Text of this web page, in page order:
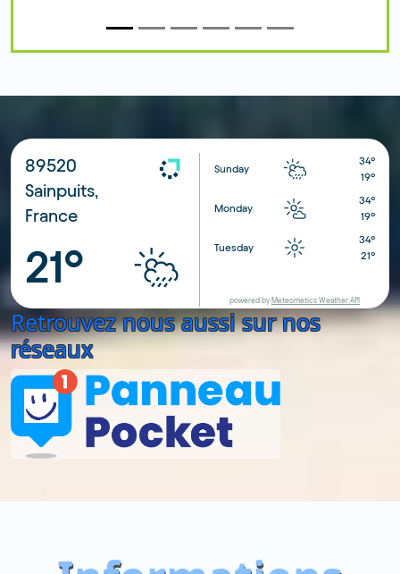
89520
Sainpuits,
France
21°
Sunday
34°
19°
Monday
34°
19°
Tuesday
34°
21°
powered by Meteometics Weather API
Retrouvez nous aussi sur nos
réseaux